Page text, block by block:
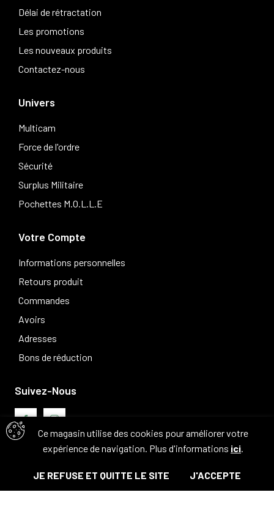
Délai de rétractation
Les promotions
Les nouveaux produits
Contactez-nous
Univers
Multicam
Force de l'ordre
Sécurité
Surplus Militaire
Pochettes M.O.L.L.E
Votre Compte
Informations personnelles
Retours produit
Commandes
Avoirs
Adresses
Bons de réduction
Ce magasin utilise des cookies pour améliorer votre
expérience de navigation. Plus d'informations ici.
JE REFUSE ET QUITTE LE SITE J'ACCEPTE
Suivez-Nous